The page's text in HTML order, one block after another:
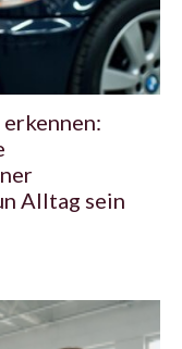
Alltag sein